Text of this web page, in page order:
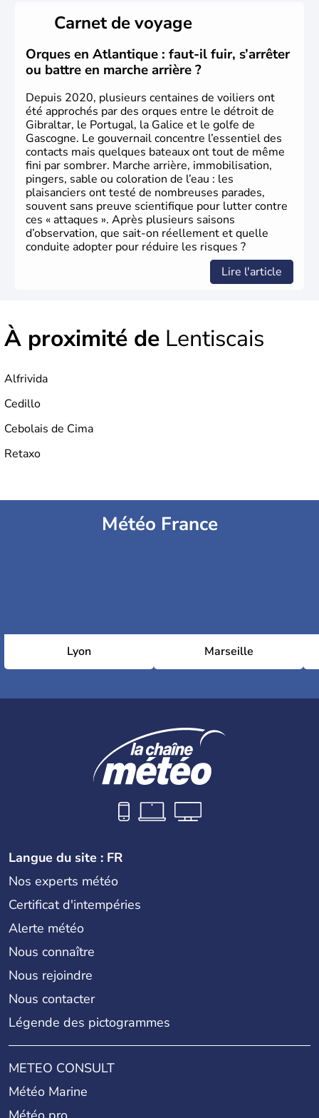
devient la capitale du pays et s'impose rapidement
comme point de commerce européen. Du XVe jusqu'au
XVIe siècle, le Portugal brille dans le monde entier
comme l'un des plus grands pouvoirs économiques et
culturels. La monarchie est abolie en 1910 et la
République est instaurée. Dictature de 1926 à 1974, il
devient membre de l'Union Européenne en 1986.
Carnet de voyage
Orques en Atlantique : faut-il fuir, s’arrêter
ou battre en marche arrière ?
Depuis 2020, plusieurs centaines de voiliers ont
été approchés par des orques entre le détroit de
Gibraltar, le Portugal, la Galice et le golfe de
Gascogne. Le gouvernail concentre l’essentiel des
contacts mais quelques bateaux ont tout de même
fini par sombrer. Marche arrière, immobilisation,
pingers, sable ou coloration de l’eau : les
plaisanciers ont testé de nombreuses parades,
souvent sans preuve scientifique pour lutter contre
ces « attaques ». Après plusieurs saisons
d’observation, que sait-on réellement et quelle
conduite adopter pour réduire les risques ?
Lire l'article
À proximité de Lentiscais
Alfrivida
Cedillo
Cebolais de Cima
Retaxo
Météo France
Lyon Marseille
Langue du site : FR
Nos experts météo
Certificat d'intempéries
Alerte météo
Nous connaître
Nous rejoindre
Nous contacter
Légende des pictogrammes
METEO CONSULT
Météo Marine